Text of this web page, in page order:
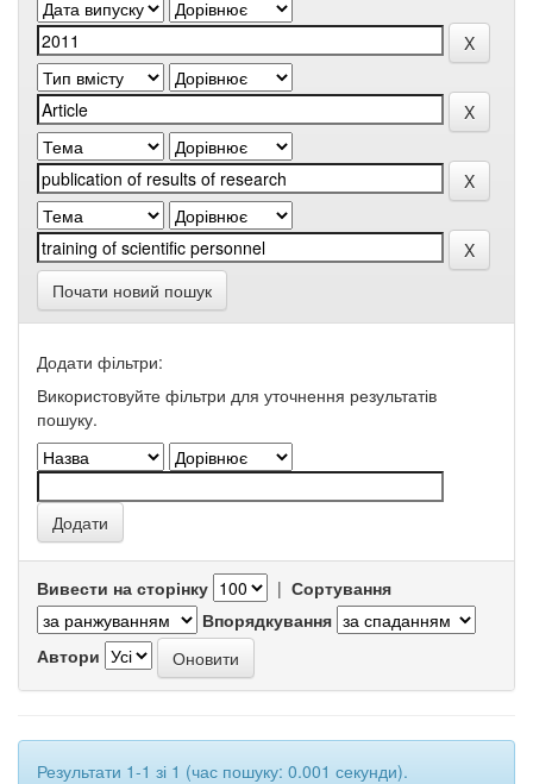
Почати новий пошук
Додати фільтри:
Використовуйте фільтри для уточнення результатів
пошуку.
Вивести на сторінку | Сортування
Впорядкування
Автори
Результати 1-1 зі 1 (час пошуку: 0.001 секунди).